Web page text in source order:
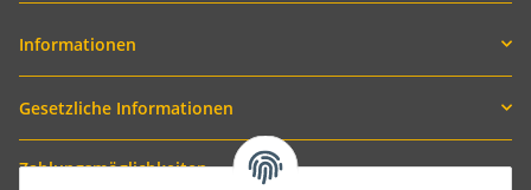
Informationen
Gesetzliche Informationen
Zahlungsmöglichkeiten